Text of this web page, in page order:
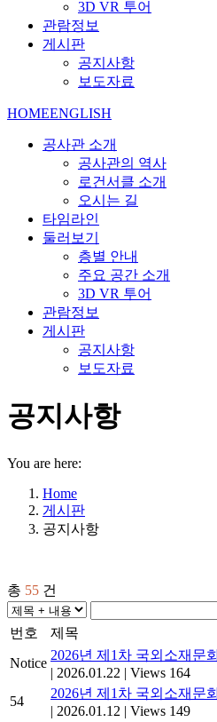
3D VR 투어
관람정보
게시판
공지사항
보도자료
HOMEENGLISH
공사관 소개
공사관의 역사
로건서클 소개
오시는 길
타임라인
둘러보기
층별 안내
주요 공간 소개
3D VR 투어
관람정보
게시판
공지사항
보도자료
공지사항
You are here:
Home
게시판
공지사항
총 55 건
번호 제목
Notice
2026년 제1차 국외소재문
| 2026.01.22 | Views 164
54
2026년 제1차 국외소재문
| 2026.01.12 | Views 149